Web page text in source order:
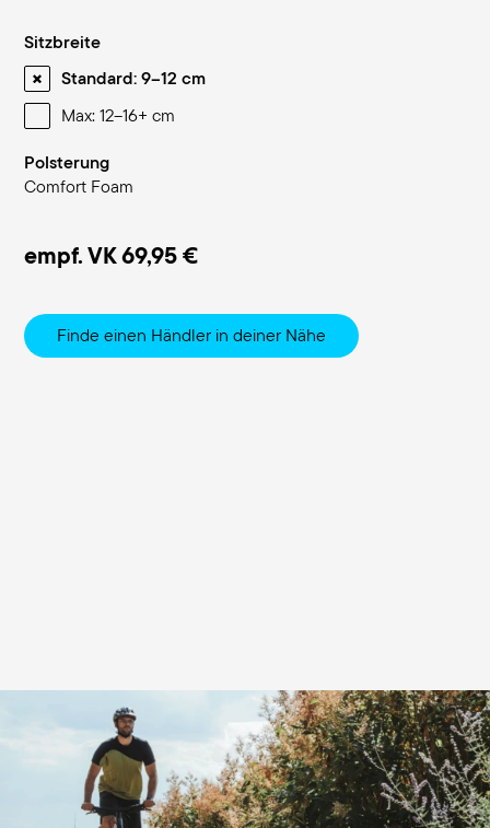
Sitzbreite
Standard: 9–12 cm
Max: 12–16+ cm
Polsterung
Comfort Foam
empf. VK69,95 €
Finde einen Händler in deiner Nähe